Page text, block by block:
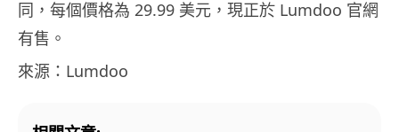
同，每個價格為 29.99 美元，現正於 Lumdoo 官網
有售。
來源：Lumdoo